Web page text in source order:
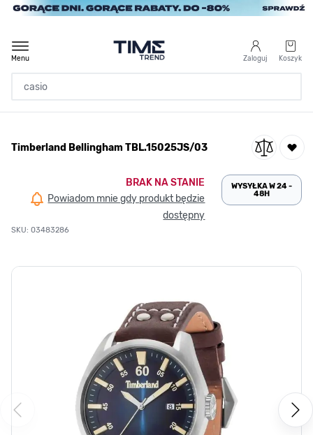
Przejdź do treści
Zaloguj Koszyk
Menu
/ Timberland Bellingham TBL.15025JS/03
Timberland Bellingham TBL.15025JS/03
BRAK NA STANIE
Powiadom mnie gdy produkt będzie
dostępny
SKU: 03483286
WYSYŁKA W 24 -
48H